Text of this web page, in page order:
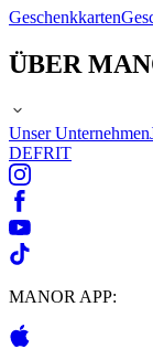
Geschenkkarten
ÜBER
Unser Unternehmen
DEFRIT
MANOR APP: